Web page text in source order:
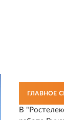
ГЛАВНОЕ
В